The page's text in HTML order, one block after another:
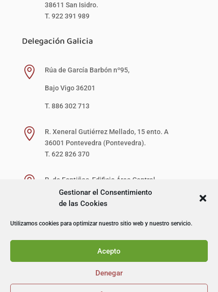
Gestionar el Consentimiento
de las Cookies
Utilizamos cookies para optimizar nuestro sitio web y nuestro servicio.
Acepto
Denegar
38611 San Isidro.
T. 922 391 989
Delegación Galicia
 Rúa de García Barbón nº95,
Bajo Vigo 36201
T. 886 302 713

R. Xeneral Gutiérrez Mellado, 15 ento. A
36001 Pontevedra (Pontevedra).
T. 622 826 370

R. de Fontiñas, Edificio Área Central,
1ª Planta, Local 27-D (zona verde)
15707 Santiago de Compostela (A Coruña).